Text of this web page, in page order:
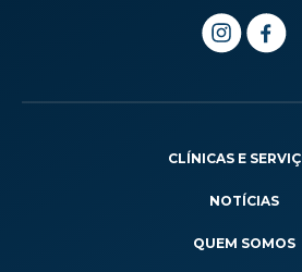
CLÍNICAS E
NOTÍCIAS
QUEM SOMOS